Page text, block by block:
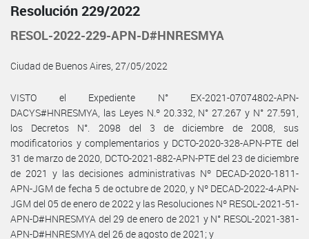
Resolución 229/2022
RESOL-2022-229-APN-D#HNRESMYA
Ciudad de Buenos Aires, 27/05/2022
VISTO el Expediente N° EX-2021-07074802-APN-
DACYS#HNRESMYA, las Leyes N.º 20.332, N° 27.267 y N° 27.591,
los Decretos N°. 2098 del 3 de diciembre de 2008, sus
modificatorios y complementarios y DCTO-2020-328-APN-PTE del
31 de marzo de 2020, DCTO-2021-882-APN-PTE del 23 de diciembre
de 2021 y las decisiones administrativas Nº DECAD-2020-1811-
APN-JGM de fecha 5 de octubre de 2020, y Nº DECAD-2022-4-APN-
JGM del 05 de enero de 2022 y las Resoluciones Nº RESOL-2021-51-
APN-D#HNRESMYA del 29 de enero de 2021 y N° RESOL-2021-381-
APN-D#HNRESMYA del 26 de agosto de 2021; y